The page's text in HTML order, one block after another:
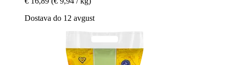
Dostava do 12 avgust